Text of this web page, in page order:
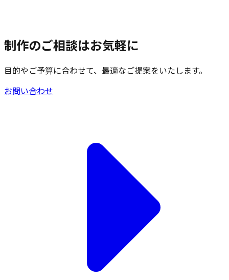
制作のご相談はお気軽に
目的やご予算に合わせて、最適なご提案をいたします。
お問い合わせ